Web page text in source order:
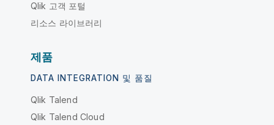
Qlik 고객 포털
리소스 라이브러리
제품
DATA INTEGRATION 및 품질
Qlik Talend
Qlik Talend Cloud